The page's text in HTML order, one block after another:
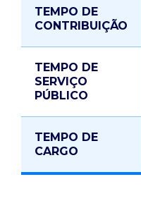
TEMPO DE
CONTRIBUIÇÃO
TEMPO DE
SERVIÇO
PÚBLICO
TEMPO DE
CARGO